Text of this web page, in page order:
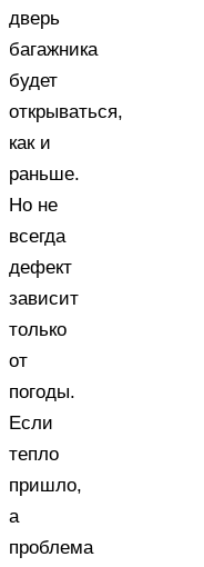
дверь
багажника
будет
открываться,
как и
раньше.
Но не
всегда
дефект
зависит
только
от
погоды.
Если
тепло
пришло,
а
проблема